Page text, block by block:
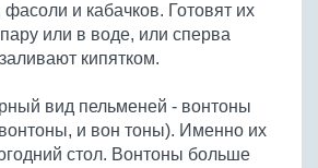
и кабачков. Готовят их
или в воде, или сперва
кипятком.
вид пельменей - вонтоны
и вон тоны). Именно их
стол. Вонтоны больше